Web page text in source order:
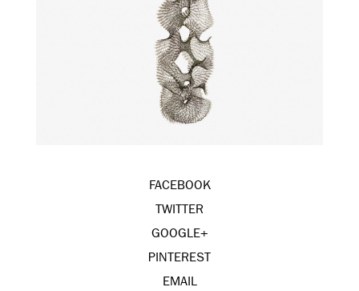
FACEBOOK
TWITTER
GOOGLE+
PINTEREST
EMAIL